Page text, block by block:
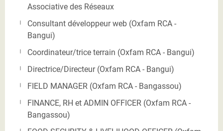
Associative des Réseaux
Consultant développeur web (Oxfam RCA -
Bangui)
Coordinateur/trice terrain (Oxfam RCA - Bangui)
Directrice/Directeur (Oxfam RCA - Bangui)
FIELD MANAGER (Oxfam RCA - Bangassou)
FINANCE, RH et ADMIN OFFICER (Oxfam RCA -
Bangassou)